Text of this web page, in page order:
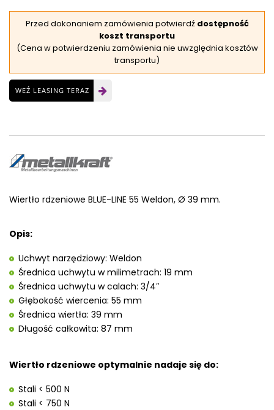
Przed dokonaniem zamówienia potwierdź dostępność
koszt transportu
(Cena w potwierdzeniu zamówienia nie uwzględnia kosztów
transportu)
WEŹ LEASING TERAZ
Wiertło rdzeniowe BLUE-LINE 55 Weldon, Ø 39 mm.
Opis:
Uchwyt narzędziowy: Weldon
Średnica uchwytu w milimetrach: 19 mm
Średnica uchwytu w calach: 3/4″
Głębokość wiercenia: 55 mm
Średnica wiertła: 39 mm
Długość całkowita: 87 mm
Wiertło rdzeniowe optymalnie nadaje się do:
Stali < 500 N
Stali < 750 N